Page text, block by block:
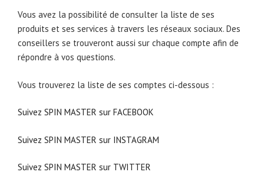
Vous avez la possibilité de consulter la liste de ses
produits et ses services à travers les réseaux sociaux. Des
conseillers se trouveront aussi sur chaque compte afin de
répondre à vos questions.
Vous trouverez la liste de ses comptes ci-dessous :
Suivez SPIN MASTER sur FACEBOOK
Suivez SPIN MASTER sur INSTAGRAM
Suivez SPIN MASTER sur TWITTER